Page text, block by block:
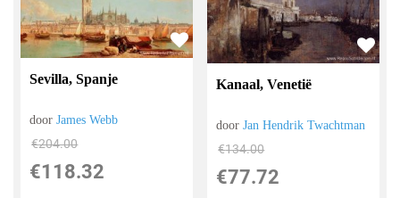
Sevilla, Spanje
doorJames Webb
€204.00
€118.32
Kanaal, Venetië
doorJan Hendrik Twachtman
€134.00
€77.72